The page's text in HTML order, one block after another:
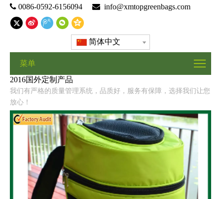
 0086-0592-6156094  info@xmtopgreenbags.com
简体中文
菜单
2016国外定制产品
我们有严格的质量管理系统，品质好，服务有保障，选择我们让您
放心！